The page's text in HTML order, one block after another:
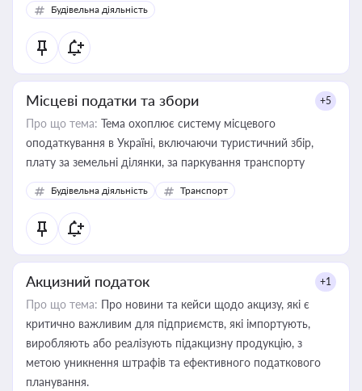
Будівельна діяльність
Місцеві податки та збори +5
Про що тема: Тема охоплює систему місцевого
оподаткування в Україні, включаючи туристичний збір,
плату за земельні ділянки, за паркування транспорту
Будівельна діяльність Транспорт
Акцизний податок +1
Про що тема: Про новини та кейси щодо акцизу, які є
критично важливим для підприємств, які імпортують,
виробляють або реалізують підакцизну продукцію, з
метою уникнення штрафів та ефективного податкового
планування.